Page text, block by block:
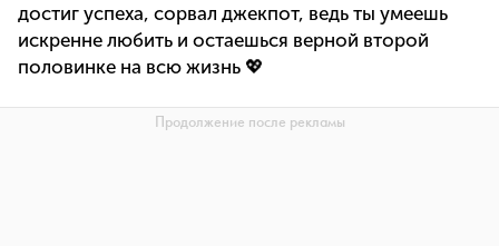
достиг успеха, сорвал джекпот, ведь ты умеешь
искренне любить и остаешься верной второй
половинке на всю жизнь 💖